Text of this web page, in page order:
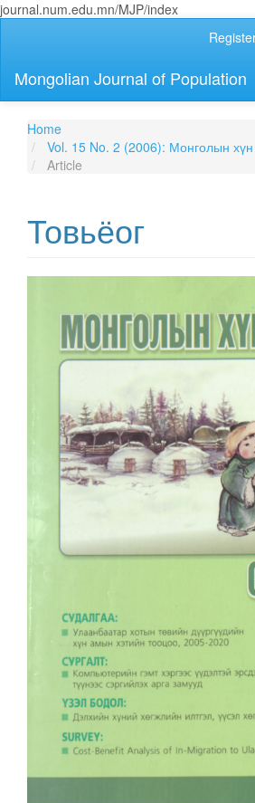
journal.num.edu.mn/MJP/index
Content
Sidebar
Mongolian Journal of Population
Home
Vol. 15 No. 2 (2006): Монголын
Article
Товьёог
Sidebar